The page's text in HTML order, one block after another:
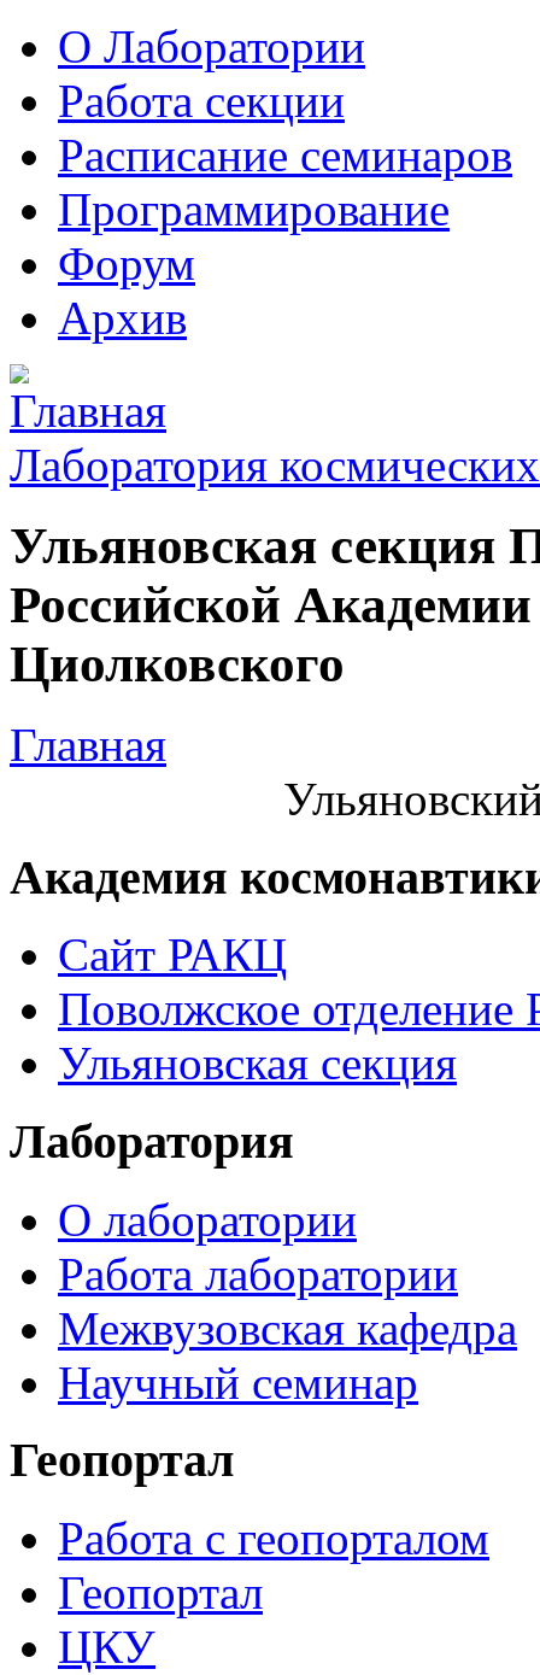
О Лаборатории
Работа секции
Расписание семинаров
Программирование
Форум
Архив
Лаборатория
Ульяновская секция
Российской
Циолковского
Главная
Академия
Сайт РАКЦ
Поволжское
Ульяновская секция
Лаборатория
О лаборатории
Работа лаборатории
Межвузовская кафедра
Научный семинар
Геопортал
Работа с геопорталом
Геопортал
ЦКУ